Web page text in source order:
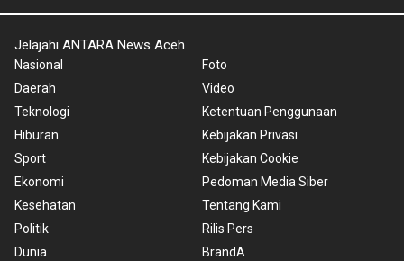
Jelajahi ANTARA News Aceh
Nasional
Daerah
Teknologi
Hiburan
Sport
Ekonomi
Kesehatan
Politik
Dunia
Foto
Video
Ketentuan Penggunaan
Kebijakan Privasi
Kebijakan Cookie
Pedoman Media Siber
Tentang Kami
Rilis Pers
BrandA